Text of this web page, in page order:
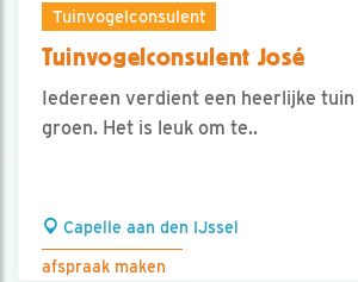
Tuinvogelconsulent
Tuinvogelconsulent José
Iedereen verdient een heerlijke
groen. Het is leuk om te..
Capelle aan den IJssel
afspraak maken